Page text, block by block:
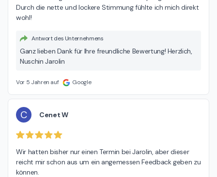
Durch die nette und lockere Stimmung fühlte ich mich direkt
wohl!
Antwort des Unternehmens
Ganz lieben Dank für Ihre freundliche Bewertung! Herzlich,
Nuschin Jarolin
Vor 5 Jahren auf Google
C Cenet W
Wir hatten bisher nur einen Termin bei Jarolin, aber dieser
reicht mir schon aus um ein angemessen Feedback geben zu
können.